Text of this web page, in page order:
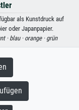
als Kunstdruck auf
oder Japanpapier.
· blau · orange · grün